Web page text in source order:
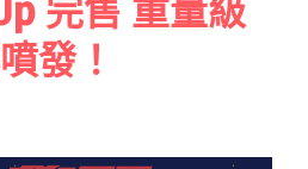
完售 重量級
發！